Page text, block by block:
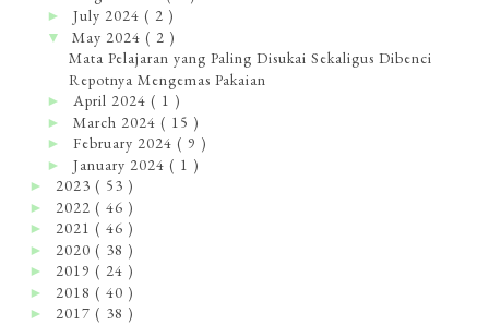
►July 2024( 2 )
▼ May 2024( 2 )
Mata Pelajaran yang Paling Disukai Sekaligus Dibenci
Repotnya Mengemas Pakaian
► April 2024( 1 )
►March 2024( 15 )
►February 2024( 9 )
►January 2024( 1 )
► 2023 ( 53 )
► 2022 ( 46 )
► 2021 ( 46 )
► 2020 ( 38 )
► 2019 ( 24 )
► 2018 ( 40 )
► 2017 ( 38 )